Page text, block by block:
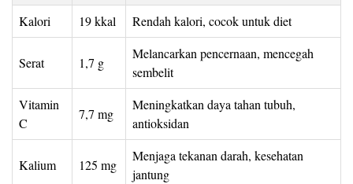
Kalori 19 kkal Rendah kalori, cocok untuk diet
Serat 1,7 g
Melancarkan pencernaan, mencegah
sembelit
Vitamin
C
7,7 mg
Meningkatkan daya tahan tubuh,
antioksidan
Kalium 125 mg
Menjaga tekanan darah, kesehatan
jantung